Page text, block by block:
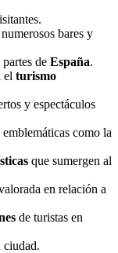
bares y
de España.
el turismo
y espectáculos
emblemáticas como la
que sumergen al
en relación a
de turistas en
ciudad.